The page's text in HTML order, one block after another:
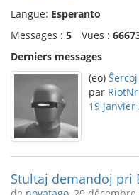
Langue: Esperanto
Messages : 5 Vues :
Derniers messages
(eo) Ŝercoj
par
19 janvier
Stultaj demandoj pri